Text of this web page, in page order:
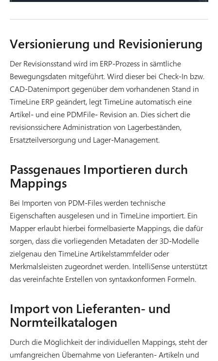
Versionierung und Revisionierung
Der Revisionsstand wird im ERP-Prozess in sämtliche
Bewegungsdaten mitgeführt. Wird dieser bei Check-In bzw.
CAD-Datenimport gegenüber dem vorhandenen Stand in
TimeLine ERP geändert, legt TimeLine automatisch eine
Artikel- und eine PDMFile- Revision an. Dies sichert die
revisionssichere Administration von Lagerbeständen,
Ersatzteilversorgung und Lager-Management.
Passgenaues Importieren durch
Mappings
Bei Importen von PDM-Files werden technische
Eigenschaften ausgelesen und in TimeLine importiert. Ein
Mapper erlaubt hierbei formelbasierte Mappings, die dafür
sorgen, dass die vorliegenden Metadaten der 3D-Modelle
zielgenau den TimeLine Artikelstammfelder oder
Merkmalsleisten zugeordnet werden. IntelliSense unterstützt
das vereinfachte Erstellen von syntaxkonformen Formeln.
Import von Lieferanten- und
Normteilkatalogen
Durch die Möglichkeit der individuellen Mappings, steht der
umfangreichen Übernahme von Lieferanten- Artikeln und